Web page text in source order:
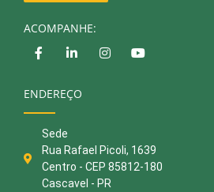
ACOMPANHE:
ENDEREÇO
Sede
Rua Rafael Picoli, 1639
Centro - CEP 85812-180
Cascavel - PR